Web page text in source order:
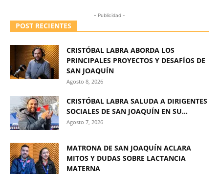
- Publicidad -
POST RECIENTES
CRISTÓBAL LABRA ABORDA LOS
PRINCIPALES PROYECTOS Y DESAFÍOS DE
SAN JOAQUÍN
Agosto 8, 2026
CRISTÓBAL LABRA SALUDA A DIRIGENTES
SOCIALES DE SAN JOAQUÍN EN SU...
Agosto 7, 2026
MATRONA DE SAN JOAQUÍN ACLARA
MITOS Y DUDAS SOBRE LACTANCIA
MATERNA